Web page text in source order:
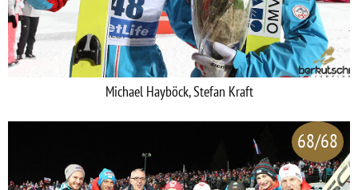
Michael Hayböck, Stefan Kraft
68/68